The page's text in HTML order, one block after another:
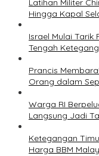
Latihan Militer
Hingga Kapal
Israel Mulai Tarik
Tengah
Prancis
Orang dalam
Warga RI
Langsung Jadi
Ketegangan
Harga BBM